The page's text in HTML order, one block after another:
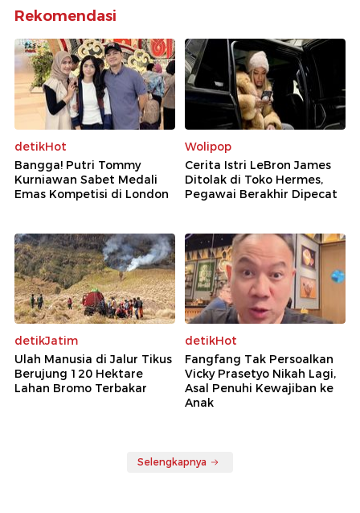
Rekomendasi
detikHot
Bangga! Putri Tommy
Kurniawan Sabet Medali
Emas Kompetisi di London
Wolipop
Cerita Istri LeBron James
Ditolak di Toko Hermes,
Pegawai Berakhir Dipecat
detikJatim
Ulah Manusia di Jalur Tikus
Berujung 120 Hektare
Lahan Bromo Terbakar
detikHot
Fangfang Tak Persoalkan
Vicky Prasetyo Nikah Lagi,
Asal Penuhi Kewajiban ke
Anak
Selengkapnya